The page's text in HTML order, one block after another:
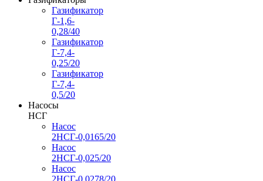
Газификатор
Г-1,6-
0,28/40
Газификатор
Г-7,4-
0,25/20
Газификатор
Г-7,4-
0,5/20
Насосы
НСГ
Насос
2НСГ-0,0165/20
Насос
2НСГ-0,025/20
Насос
2НСГ-0,0278/20